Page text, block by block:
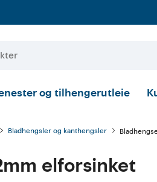
og tilhengerutleie
Bladhengsler og kanthengsler
elforsinket